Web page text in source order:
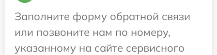
Заполните форму обратной связи
или позвоните нам по номеру,
указанному на сайте сервисного